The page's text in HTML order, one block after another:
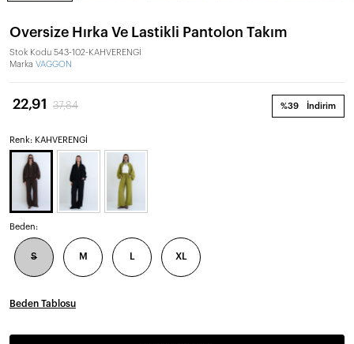
Oversize Hırka Ve Lastikli Pantolon Takım
Stok Kodu 543-102-KAHVERENGİ
Marka VAGGON
%39 İndirim
22,91 37,84
Renk: KAHVERENGİ
Beden:
S M L XL
Beden Tablosu